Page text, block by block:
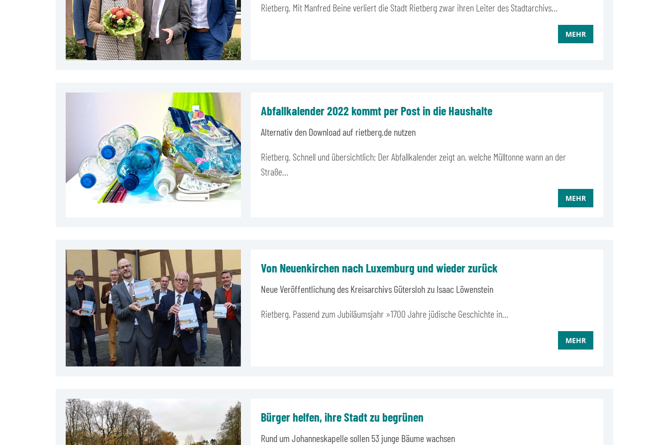
Rietberg. Mit Manfred Beine verliert die Stadt Rietberg zwar ihren Leiter des Stadtarchivs…
MEHR
Abfallkalender 2022 kommt per Post in die Haushalte
Alternativ den Download auf rietberg.de nutzen
Rietberg. Schnell und übersichtlich: Der Abfallkalender zeigt an, welche Mülltonne wann an der
Straße…
MEHR
Von Neuenkirchen nach Luxemburg und wieder zurück
Neue Veröffentlichung des Kreisarchivs Gütersloh zu Isaac Löwenstein
Rietberg. Passend zum Jubiläumsjahr »1700 Jahre jüdische Geschichte in…
MEHR
Bürger helfen, ihre Stadt zu begrünen
Rund um Johanneskapelle sollen 53 junge Bäume wachsen